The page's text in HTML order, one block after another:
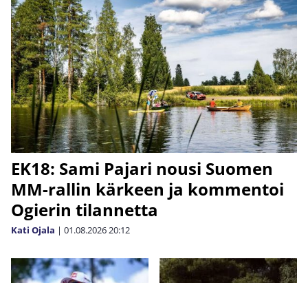
EK18: Sami Pajari nousi Suomen
MM-rallin kärkeen ja kommentoi
Ogierin tilannetta
Kati Ojala | 01.08.202620:12